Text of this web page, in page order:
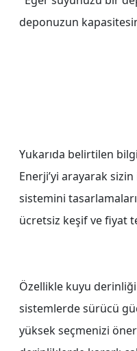
deponuzun
Yukarıda belirtilen
Enerji’yi arayarak
sistemini
ücretsiz keşif ve fiyat
Özellikle kuyu
sistemlerde sürücü
yüksek seçmenizi